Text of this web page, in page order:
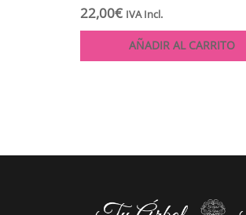
22,00€ IVA Incl.
AÑADIR AL CARRITO